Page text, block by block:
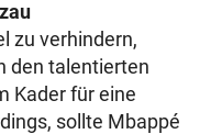
zu verhindern,
den talentierten
Kader für eine
sollte Mbappé